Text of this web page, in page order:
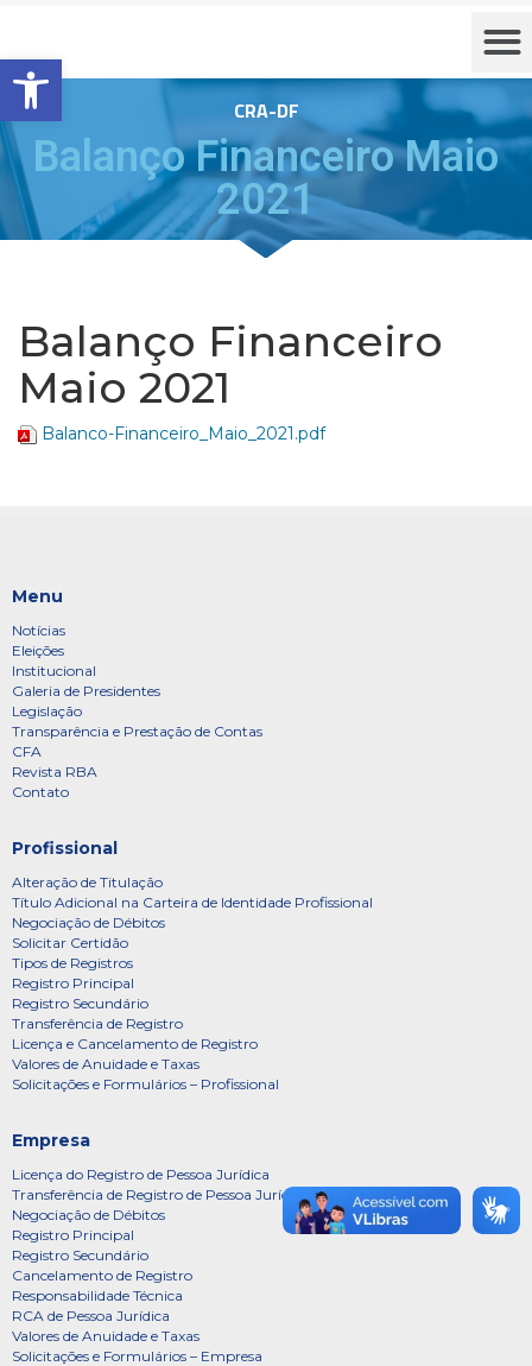
Barra de Ferramentas Aberta
CRA-DF
Balanço Financeiro Maio
2021
Balanço Financeiro
Maio 2021
Balanco-Financeiro_Maio_2021.pdf
Menu
Notícias
Eleições
Institucional
Galeria de Presidentes
Legislação
Transparência e Prestação de Contas
CFA
Revista RBA
Contato
Profissional
Alteração de Titulação
Título Adicional na Carteira de Identidade Profissional
Negociação de Débitos
Solicitar Certidão
Tipos de Registros
Registro Principal
Registro Secundário
Transferência de Registro
Licença e Cancelamento de Registro
Valores de Anuidade e Taxas
Solicitações e Formulários – Profissional
Empresa
Licença do Registro de Pessoa Jurídica
Transferência de Registro de Pessoa Jurídica
Negociação de Débitos
Registro Principal
Registro Secundário
Cancelamento de Registro
Responsabilidade Técnica
RCA de Pessoa Jurídica
Valores de Anuidade e Taxas
Solicitações e Formulários – Empresa